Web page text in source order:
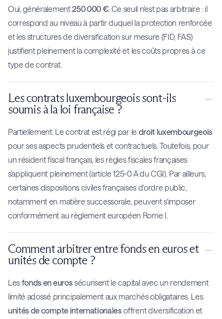
Oui, généralement250 000 €. Ce seuil n'est pas arbitraire : il
correspond au niveau à partir duquel la protection renforcée
et les structures de diversification sur mesure (FID, FAS)
justifient pleinement la complexité et les coûts propres à ce
type de contrat.
Les contrats luxembourgeois sont-ils
soumis à la loi française ?
Partiellement. Le contrat est régi par le droit luxembourgeois
pour ses aspects prudentiels et contractuels. Toutefois, pour
un résident fiscal français, les règles fiscales françaises
s'appliquent pleinement (article 125-0 A du CGI). Par ailleurs,
certaines dispositions civiles françaises d'ordre public,
notamment en matière successorale, peuvent s'imposer
conformément au règlement européen Rome I.
Comment arbitrer entre fonds en euros et
unités de compte ?
Les fonds en eurossécurisent le capital avec un rendement
limité adossé principalement aux marchés obligataires. Les
unités de compte internationalesoffrent diversification et